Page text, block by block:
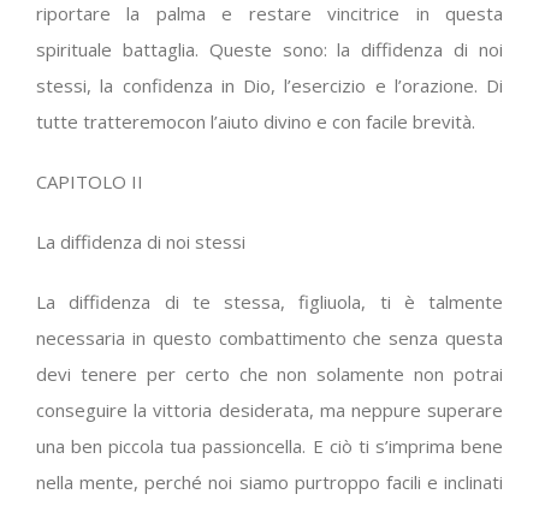
riportare la palma e restare vincitrice in questa
spirituale battaglia. Queste sono: la diffidenza di noi
stessi, la confidenza in Dio, l’esercizio e l’orazione. Di
tutte tratteremocon l’aiuto divino e con facile brevità.
CAPITOLO II
La diffidenza di noi stessi
La diffidenza di te stessa, figliuola, ti è talmente
necessaria in questo combattimento che senza questa
devi tenere per certo che non solamente non potrai
conseguire la vittoria desiderata, ma neppure superare
una ben piccola tua passioncella. E ciò ti s’imprima bene
nella mente, perché noi siamo purtroppo facili e inclinati